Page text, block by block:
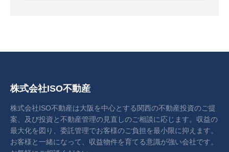
株式会社ISO不動産
株式会社ISO不動産は大阪を中心とする関西の不動産投資のご提
案、及び投資と不動産管理の見直しのご相談に応じます。収益の
最大化を図り、委託管理でお客様のご負担を最小限に抑えます。
お客様と一緒になって、収益物件を育てる意識が強い会社です。